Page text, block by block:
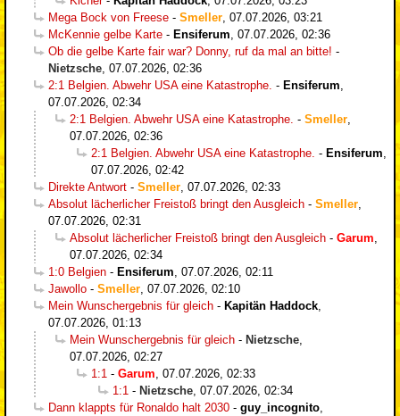
Mega Bock von Freese - Smeller 07.07.2026, 03:21
McKennie gelbe Karte - Ensiferum 07.07.2026, 02:36
Ob die gelbe Karte fair war? Donny, ruf da mal an bitte! -
Nietzsche 07.07.2026, 02:36
2:1 Belgien. Abwehr USA eine Katastrophe. - Ensiferum
07.07.2026, 02:34
2:1 Belgien. Abwehr USA eine Katastrophe. - Smeller
07.07.2026, 02:36
2:1 Belgien. Abwehr USA eine Katastrophe. - Ensiferum
07.07.2026, 02:42
Direkte Antwort - Smeller 07.07.2026, 02:33
Absolut lächerlicher Freistoß bringt den Ausgleich - Smeller
07.07.2026, 02:31
Absolut lächerlicher Freistoß bringt den Ausgleich - Garum
07.07.2026, 02:34
1:0 Belgien - Ensiferum 07.07.2026, 02:11
Jawollo - Smeller 07.07.2026, 02:10
Mein Wunschergebnis für gleich - Kapitän Haddock
07.07.2026, 01:13
Mein Wunschergebnis für gleich - Nietzsche
07.07.2026, 02:27
1:1 - Garum 07.07.2026, 02:33
1:1 - Nietzsche 07.07.2026, 02:34
Dann klappts für Ronaldo halt 2030 - guy_incognito